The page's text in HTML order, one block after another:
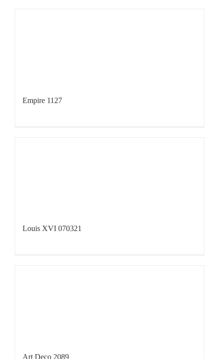
Empire 1127
Louis XVI 070321
Art Deco 2089